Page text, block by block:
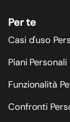
Per te
Casi d'uso
Piani Personali
Funzionalità
Confronti